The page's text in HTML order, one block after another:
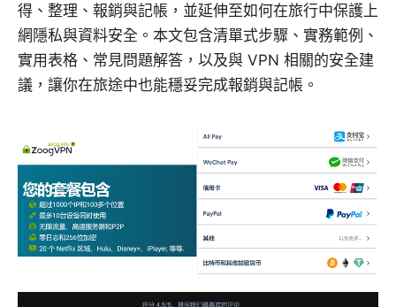
得、整理、報銷與記帳，並延伸至如何在旅行中保護上
網隱私與資料安全。本文包含清單式步驟、實務範例、
實用表格、常見問題解答，以及與 VPN 相關的安全建
議，讓你在旅途中也能穩妥完成報銷與記帳。